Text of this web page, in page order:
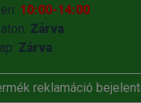
10:00-14:00
Zárva
Zárva
reklamáció